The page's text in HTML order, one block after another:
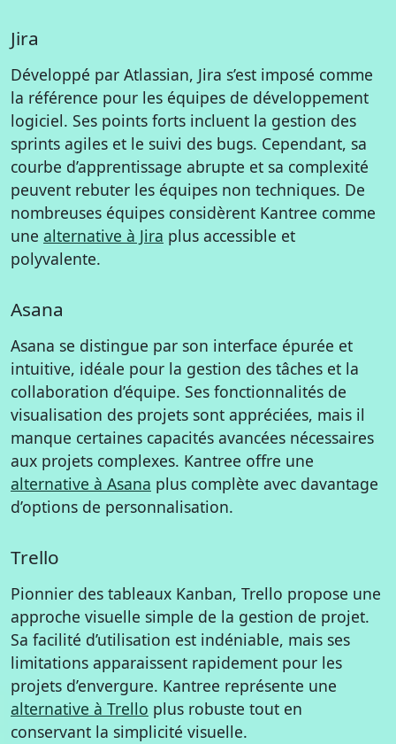
Jira
Développé par Atlassian, Jira s’est imposé comme
la référence pour les équipes de développement
logiciel. Ses points forts incluent la gestion des
sprints agiles et le suivi des bugs. Cependant, sa
courbe d’apprentissage abrupte et sa complexité
peuvent rebuter les équipes non techniques. De
nombreuses équipes considèrent Kantree comme
une alternative à Jira plus accessible et
polyvalente.
Asana
Asana se distingue par son interface épurée et
intuitive, idéale pour la gestion des tâches et la
collaboration d’équipe. Ses fonctionnalités de
visualisation des projets sont appréciées, mais il
manque certaines capacités avancées nécessaires
aux projets complexes. Kantree offre une
alternative à Asana plus complète avec davantage
d’options de personnalisation.
Trello
Pionnier des tableaux Kanban, Trello propose une
approche visuelle simple de la gestion de projet.
Sa facilité d’utilisation est indéniable, mais ses
limitations apparaissent rapidement pour les
projets d’envergure. Kantree représente une
alternative à Trello plus robuste tout en
conservant la simplicité visuelle.